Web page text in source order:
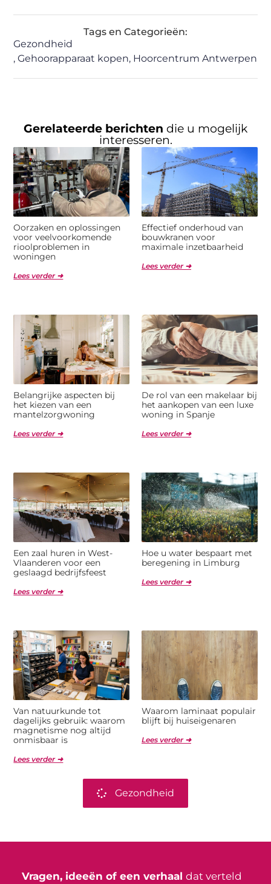
Tags en Categorieën:
Gezondheid
,Gehoorapparaat kopen, Hoorcentrum Antwerpen
Gerelateerde berichten die u mogelijk
interesseren.
Oorzaken en oplossingen
voor veelvoorkomende
rioolproblemen in
woningen
Lees verder ➜
Effectief onderhoud van
bouwkranen voor
maximale inzetbaarheid
Lees verder ➜
Belangrijke aspecten bij
het kiezen van een
mantelzorgwoning
Lees verder ➜
De rol van een makelaar bij
het aankopen van een luxe
woning in Spanje
Lees verder ➜
Een zaal huren in West-
Vlaanderen voor een
geslaagd bedrijfsfeest
Lees verder ➜
Hoe u water bespaart met
beregening in Limburg
Lees verder ➜
Van natuurkunde tot
dagelijks gebruik: waarom
magnetisme nog altijd
onmisbaar is
Lees verder ➜
Waarom laminaat populair
blijft bij huiseigenaren
Lees verder ➜
Gezondheid
Vragen, ideeën of een verhaal dat verteld